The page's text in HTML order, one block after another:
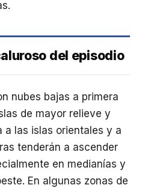
del episodio
nubes bajas a primera
de mayor relieve y
a las islas orientales y a
tenderán a ascender
en medianías y
En algunas zonas de